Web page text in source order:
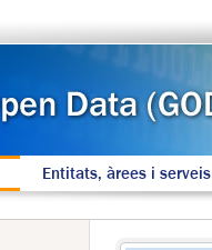
Entitats, àrees i serveis